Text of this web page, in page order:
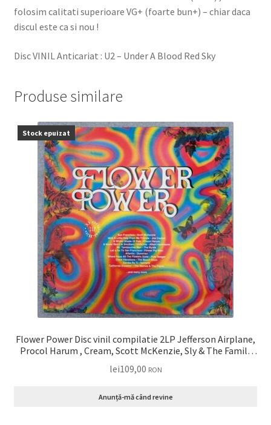
folosim calitati superioare VG+ (foarte bun+) – chiar daca
discul este ca si nou !
Disc VINIL Anticariat : U2 ‎– Under A Blood Red Sky
Produse similare
Stock epuizat
Flower Power Disc vinil compilatie 2LP Jefferson Airplane,
Procol Harum , Cream, Scott McKenzie, Sly & The Family
lei109,00 RON
Anunță-mă când revine